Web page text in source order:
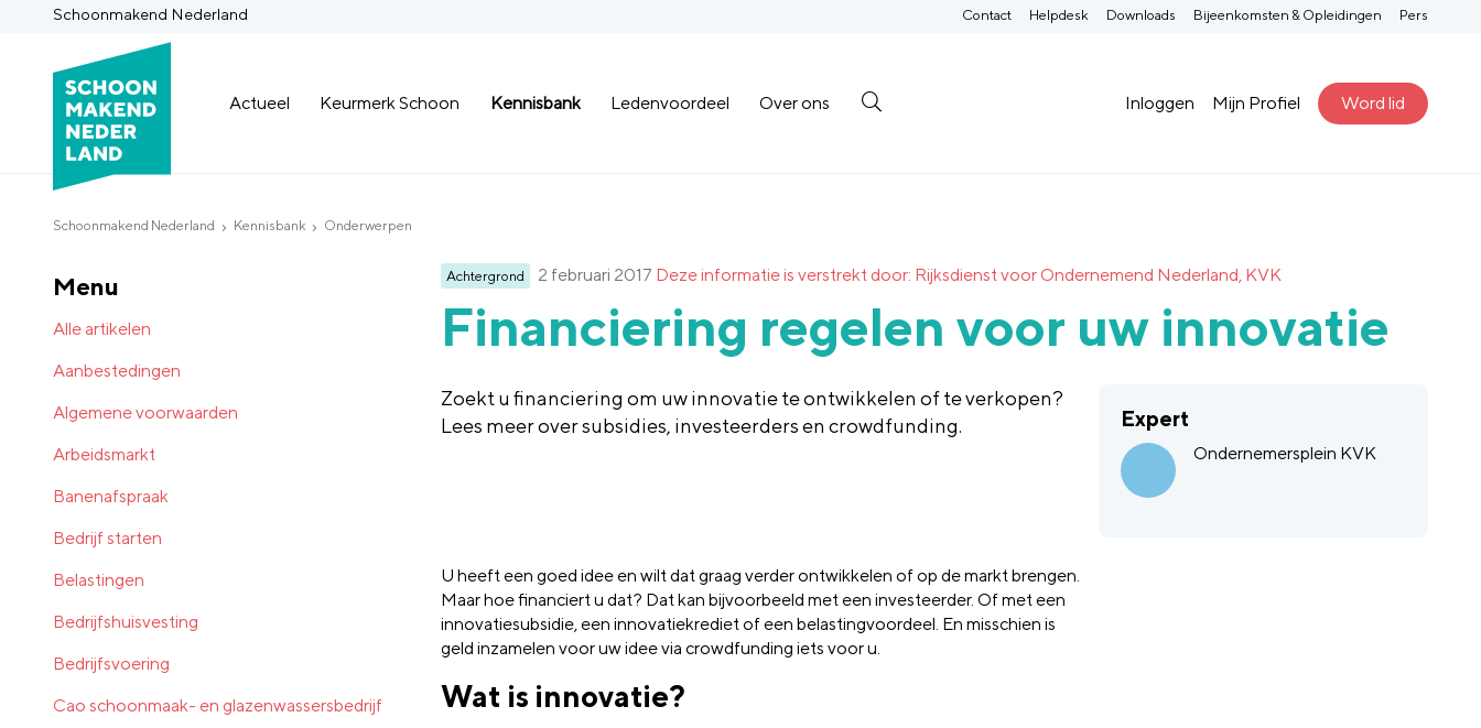
Schoonmakend Nederland
Actueel Keurmerk Schoon Kennisbank Ledenvoordeel Over ons Inloggen Mijn Profiel Word lid
Contact Helpdesk Downloads Bijeenkomsten & Opleidingen Pers
Schoonmakend Nederland Kennisbank Onderwerpen
Achtergrond 2 februari 2017 Deze informatie is verstrekt door: Rijksdienst voor Ondernemend Nederland, KVK
Financiering regelen voor uw innovatie
Zoekt u financiering om uw innovatie te ontwikkelen of te verkopen?
Lees meer over subsidies, investeerders en crowdfunding.
Expert
Ondernemersplein KVK
U heeft een goed idee en wilt dat graag verder ontwikkelen of op de markt brengen.
Maar hoe financiert u dat? Dat kan bijvoorbeeld met een investeerder. Of met een
innovatiesubsidie, een innovatiekrediet of een belastingvoordeel. En misschien is
geld inzamelen voor uw idee via crowdfunding iets voor u.
Wat is innovatie?
Menu
Alle artikelen
Aanbestedingen
Algemene voorwaarden
Arbeidsmarkt
Banenafspraak
Bedrijf starten
Belastingen
Bedrijfshuisvesting
Bedrijfsvoering
Cao schoonmaak- en glazenwassersbedrijf